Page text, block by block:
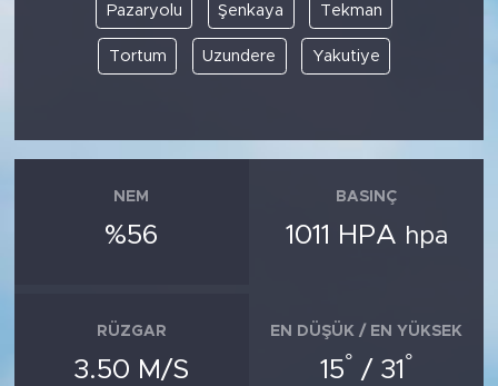
Pazaryolu Şenkaya Tekman
Tortum Uzundere Yakutiye
NEM
%56
BASINÇ
1011 HPA hpa
RÜZGAR
3.50 M/S
EN DÜŞÜK / EN YÜKSEK
15° / 31 °
YAŞAM
KADIN
SİYASET
MEDYA KÖŞESİ